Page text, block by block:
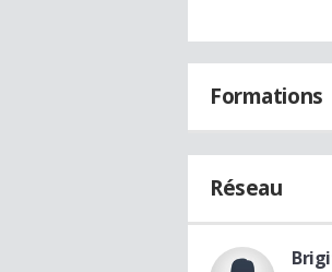
Formations
Réseau